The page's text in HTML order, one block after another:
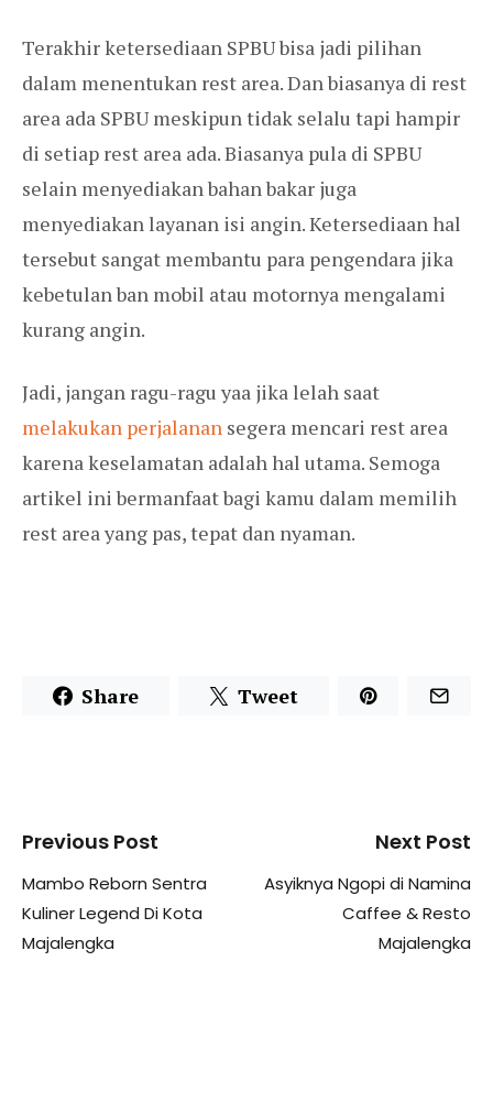
Terakhir ketersediaan SPBU bisa jadi pilihan
dalam menentukan rest area. Dan biasanya di rest
area ada SPBU meskipun tidak selalu tapi hampir
di setiap rest area ada. Biasanya pula di SPBU
selain menyediakan bahan bakar juga
menyediakan layanan isi angin. Ketersediaan hal
tersebut sangat membantu para pengendara jika
kebetulan ban mobil atau motornya mengalami
kurang angin.
Jadi, jangan ragu-ragu yaa jika lelah saat
melakukan perjalanan segera mencari rest area
karena keselamatan adalah hal utama. Semoga
artikel ini bermanfaat bagi kamu dalam memilih
rest area yang pas, tepat dan nyaman.
Share Tweet
Previous Post
Mambo Reborn Sentra
Kuliner Legend Di Kota
Majalengka
Next Post
Asyiknya Ngopi di Namina
Caffee & Resto
Majalengka